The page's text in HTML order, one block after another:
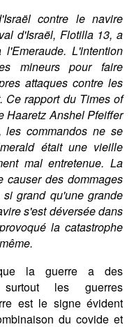
contre le navire
d'Israël, Flotilla 13, a
L'intention
mineurs pour faire
attaques contre les
Ce rapport du Times of
Haaretz Anshel Pfeiffer
les commandos ne se
était une vieille
mal entretenue. La
causer des dommages
grand qu'une grande
s'est déversée dans
la catastrophe
la guerre a des
surtout les guerres
est le signe évident
du covide et